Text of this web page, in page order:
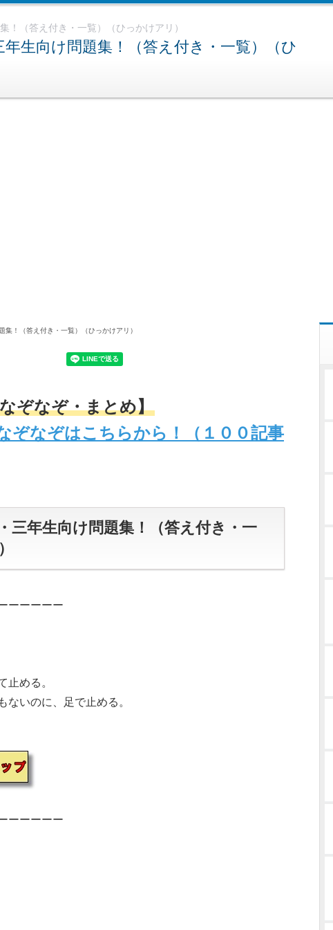
！（答え付き・一覧）（ひっかけアリ）
年生向け問題集！（答え付き・一覧）（ひ
集！（答え付き・一覧）（ひっかけアリ）
ぞなぞ・まとめ】
ぞなぞはこちらから！（１００記事
三年生向け問題集！（答え付き・一
ーーーーー
止める。
ないのに、足で止める。
ーーーーー